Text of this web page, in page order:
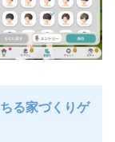
る家づくりゲ